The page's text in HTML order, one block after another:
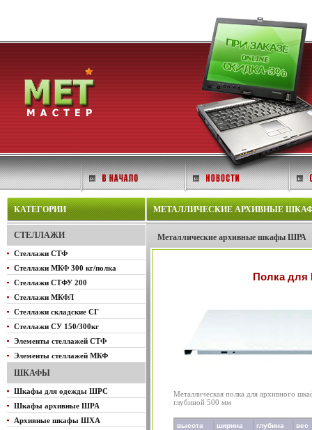
КАТЕГОРИИ
СТЕЛЛАЖИ
Стеллажи СТФ
Стеллажи МКФ 300 кг/полка
Стеллажи СТФУ 200
Стеллажи МКФЛ
Стеллажи складские СГ
Стеллажи СУ 150/300кг
Элементы стеллажей СТФ
Элементы стеллажей МКФ
ШКАФЫ
Шкафы для одежды ШРС
Шкафы архивные ШРА
Архивные шкафы ШХА
МЕТАЛЛИЧЕСКИЕ АРХИВНЫЕ
Металлические архивные шкафы ШРА
Полка для
Металлическая полка для архивного
глубиной 500 мм
высота ширина глубина вес